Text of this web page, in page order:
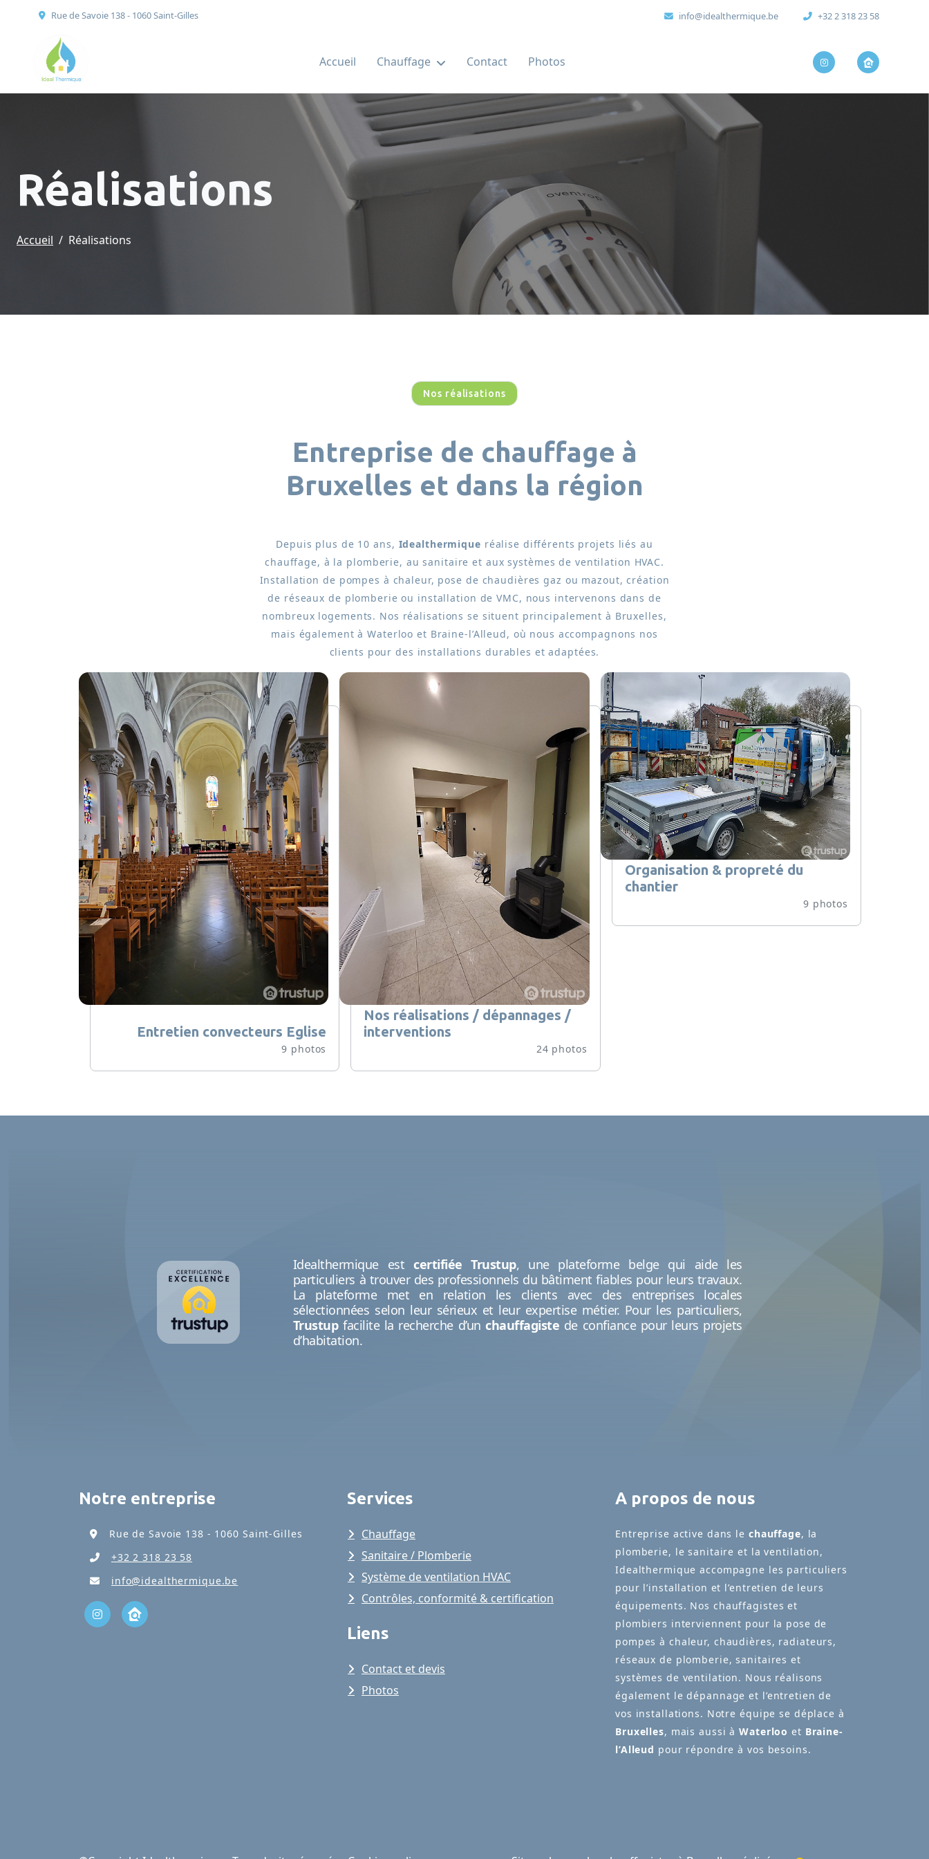
Rue de Savoie 138 - 1060 Saint-Gilles info@idealthermique.be +32 2 318 23 58
Accueil Chauffage Contact Photos
Réalisations
Accueil Réalisations
Nos réalisations
Entreprise de chauffage à
Bruxelles et dans la région
Depuis plus de 10 ans, Idealthermique réalise différents projets liés au
chauffage, à la plomberie, au sanitaire et aux systèmes de ventilation HVAC.
Installation de pompes à chaleur, pose de chaudières gaz ou mazout, création
de réseaux de plomberie ou installation de VMC, nous intervenons dans de
nombreux logements. Nos réalisations se situent principalement à Bruxelles,
mais également à Waterloo et Braine-l’Alleud, où nous accompagnons nos
clients pour des installations durables et adaptées.
Entretien convecteurs Eglise
9 photos
Nos réalisations / dépannages /
interventions
24 photos
Organisation & propreté du
chantier
9 photos
Idealthermique est certifiée Trustup, une plateforme belge qui aide les
particuliers à trouver des professionnels du bâtiment fiables pour leurs travaux.
La plateforme met en relation les clients avec des entreprises locales
sélectionnées selon leur sérieux et leur expertise métier. Pour les particuliers,
Trustupfacilite la recherche d’un chauffagiste de confiance pour leurs projets
d’habitation.
Notre entreprise
Rue de Savoie 138 - 1060 Saint-Gilles
+32 2 318 23 58
info@idealthermique.be
Services
Chauffage
Sanitaire / Plomberie
Système de ventilation HVAC
Contrôles, conformité & certification
Liens
Contact et devis
Photos
A propos de nous
Entreprise active dans le chauffage, la
plomberie, le sanitaire et la ventilation,
Idealthermique accompagne les particuliers
pour l’installation et l’entretien de leurs
équipements. Nos chauffagistes et
plombiers interviennent pour la pose de
pompes à chaleur, chaudières, radiateurs,
réseaux de plomberie, sanitaires et
systèmes de ventilation. Nous réalisons
également le dépannage et l’entretien de
vos installations. Notre équipe se déplace à
Bruxelles, mais aussi àWaterloo et Braine-
l’Alleud pour répondre à vos besoins.